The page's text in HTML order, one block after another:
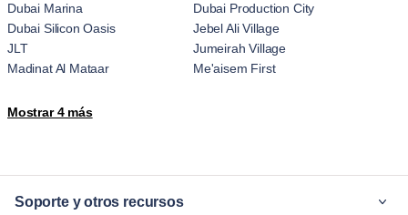
Dubai Marina
Dubai Production City
Dubai Silicon Oasis
Jebel Ali Village
JLT
Jumeirah Village
Madinat Al Mataar
Me'aisem First
The Palm Jumeirah
Mostrar 4 más
Soporte y otros recursos